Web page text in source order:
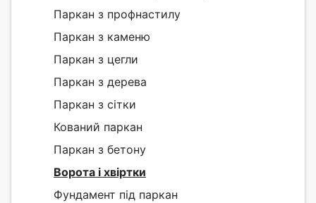
Паркан з профнастилу
Паркан з каменю
Паркан з цегли
Паркан з дерева
Паркан з сітки
Кований паркан
Паркан з бетону
Ворота і хвіртки
Фундамент під паркан